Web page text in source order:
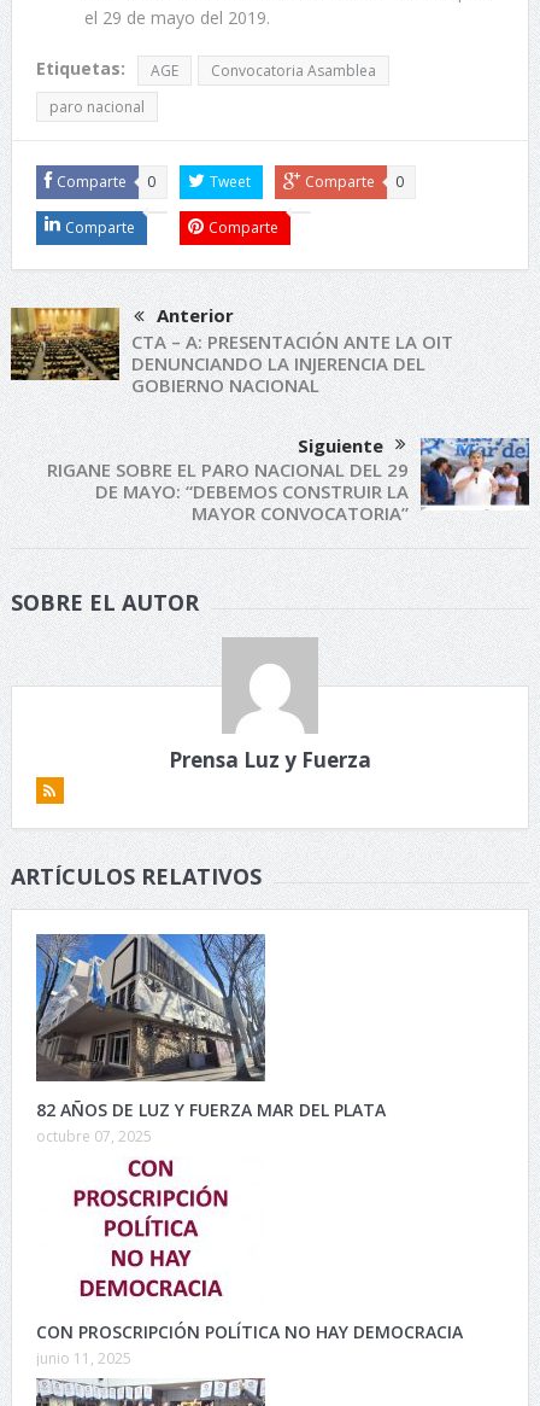
el 29 de mayo del 2019.
Etiquetas: AGE
Convocatoria Asamblea
paro nacional
Comparte 0 Tweet Comparte 0
Comparte Comparte
Anterior
CTA – A: PRESENTACIÓN ANTE LA OIT
DENUNCIANDO LA INJERENCIA DEL
GOBIERNO NACIONAL
Siguiente
RIGANE SOBRE EL PARO NACIONAL DEL 29
DE MAYO: “DEBEMOS CONSTRUIR LA
MAYOR CONVOCATORIA”
SOBRE EL AUTOR
Prensa Luz y Fuerza
ARTÍCULOS RELATIVOS
82 AÑOS DE LUZ Y FUERZA MAR DEL PLATA
octubre 07, 2025
CON PROSCRIPCIÓN POLÍTICA NO HAY DEMOCRACIA
junio 11, 2025